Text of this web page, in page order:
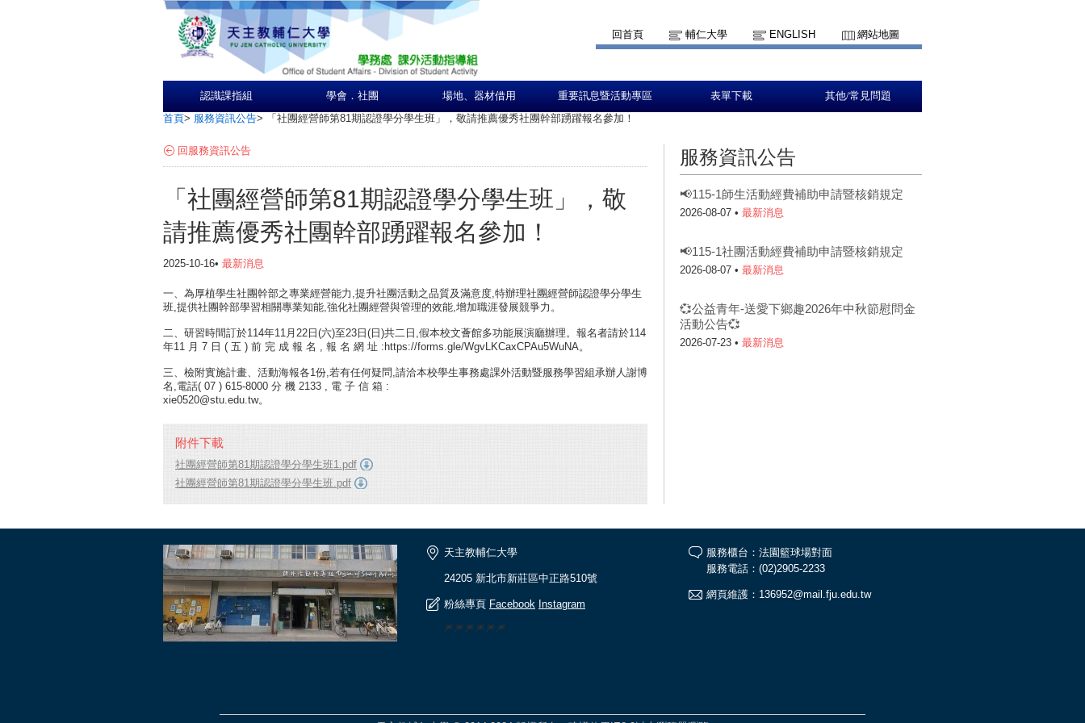
回首頁 輔仁大學 ENGLISH 網站地圖
認識課指組 學會．社團 場地、器材借用 重要訊息暨活動專區 表單下載 其他/常見問題
首頁> 服務資訊公告> 「社團經營師第81期認證學分學生班」，敬請推薦優秀社團幹部踴躍報名參加！
回服務資訊公告
「社團經營師第81期認證學分學生班」，敬
請推薦優秀社團幹部踴躍報名參加！
2025-10-16• 最新消息
一、為厚植學生社團幹部之專業經營能力,提升社團活動之品質及滿意度,特辦理社團經營師認證學分學生
班,提供社團幹部學習相關專業知能,強化社團經營與管理的效能,增加職涯發展競爭力。
二、研習時間訂於114年11月22日(六)至23日(日)共二日,假本校文薈館多功能展演廳辦理。報名者請於114
年11 月 7 日 ( 五 ) 前 完 成 報 名 , 報 名 網 址 :https://forms.gle/WgvLKCaxCPAu5WuNA。
三、檢附實施計畫、活動海報各1份,若有任何疑問,請洽本校學生事務處課外活動暨服務學習組承辦人謝博
名,電話( 07 ) 615-8000 分 機 2133 , 電 子 信 箱 :
xie0520@stu.edu.tw。
附件下載
社團經營師第81期認證學分學生班1.pdf
社團經營師第81期認證學分學生班.pdf
服務資訊公告
📢115-1師生活動經費補助申請暨核銷規定
2026-08-07 • 最新消息
📢115-1社團活動經費補助申請暨核銷規定
2026-08-07 • 最新消息
💞公益青年-送愛下鄉趣2026年中秋節慰問金
活動公告💞
2026-07-23 • 最新消息
天主教輔仁大學
24205 新北市新莊區中正路510號
粉絲專頁 Facebook Instagram
🎆🎆🎆🎆🎆🎆
服務櫃台：法園籃球場對面
服務電話：(02)2905-2233
網頁維護：136952@mail.fju.edu.tw